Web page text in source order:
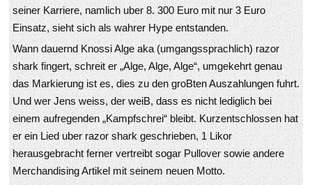
seiner Karriere, namlich uber 8. 300 Euro mit nur 3 Euro
Einsatz, sieht sich als wahrer Hype entstanden.
Wann dauernd Knossi Alge aka (umgangssprachlich) razor
shark fingert, schreit er „Alge, Alge, Alge“, umgekehrt genau
das Markierung ist es, dies zu den groBten Auszahlungen fuhrt.
Und wer Jens weiss, der weiB, dass es nicht lediglich bei
einem aufregenden „Kampfschrei“ bleibt. Kurzentschlossen hat
er ein Lied uber razor shark geschrieben, 1 Likor
herausgebracht ferner vertreibt sogar Pullover sowie andere
Merchandising Artikel mit seinem neuen Motto.